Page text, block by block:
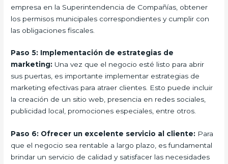
empresa en la Superintendencia de Compañías, obtener
los permisos municipales correspondientes y cumplir con
las obligaciones fiscales.
Paso 5: Implementación de estrategias de
marketing: Una vez que el negocio esté listo para abrir
sus puertas, es importante implementar estrategias de
marketing efectivas para atraer clientes. Esto puede incluir
la creación de un sitio web, presencia en redes sociales,
publicidad local, promociones especiales, entre otros.
Paso 6: Ofrecer un excelente servicio al cliente: Para
que el negocio sea rentable a largo plazo, es fundamental
brindar un servicio de calidad y satisfacer las necesidades